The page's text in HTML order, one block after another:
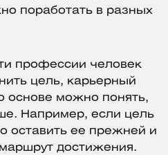
поработать в разных
профессии человек
цель, карьерный
основе можно понять,
Например, если цель
ее прежней и
достижения.